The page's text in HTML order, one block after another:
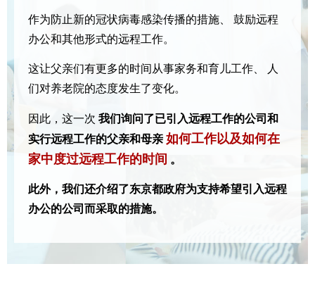
作为防止新的冠状病毒感染传播的措施、
鼓励远程
办公和其他形式的远程工作。
这让父亲们有更多的时间从事家务和育儿工作、
人
们对养老院的态度发生了变化。
因此，这一次 我们询问了已引入远程工作的公司和
实行远程工作的父亲和母亲 如何工作以及如何在
家中度过远程工作的时间 。
此外，我们还介绍了东京都政府为支持希望引入远程
办公的公司而采取的措施。